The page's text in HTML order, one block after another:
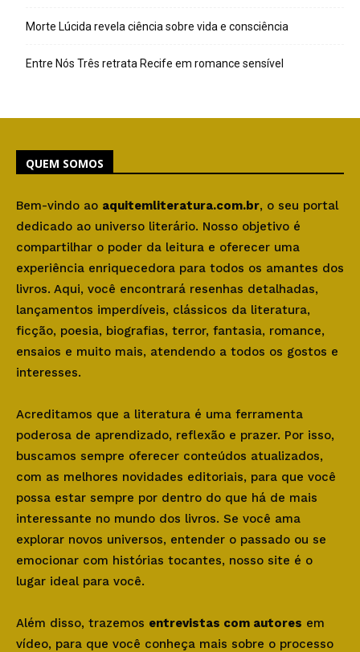
Morte Lúcida revela ciência sobre vida e consciência
Entre Nós Três retrata Recife em romance sensível
QUEM SOMOS
Bem-vindo ao aquitemliteratura.com.br, o seu portal
dedicado ao universo literário. Nosso objetivo é
compartilhar o poder da leitura e oferecer uma
experiência enriquecedora para todos os amantes dos
livros. Aqui, você encontrará resenhas detalhadas,
lançamentos imperdíveis, clássicos da literatura,
ficção, poesia, biografias, terror, fantasia, romance,
ensaios e muito mais, atendendo a todos os gostos e
interesses.
Acreditamos que a literatura é uma ferramenta
poderosa de aprendizado, reflexão e prazer. Por isso,
buscamos sempre oferecer conteúdos atualizados,
com as melhores novidades editoriais, para que você
possa estar sempre por dentro do que há de mais
interessante no mundo dos livros. Se você ama
explorar novos universos, entender o passado ou se
emocionar com histórias tocantes, nosso site é o
lugar ideal para você.
Além disso, trazemos entrevistas com autores em
vídeo, para que você conheça mais sobre o processo